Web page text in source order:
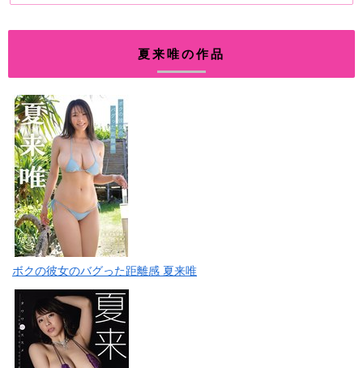
夏来唯の作品
ボクの彼女のバグった距離感 夏来唯